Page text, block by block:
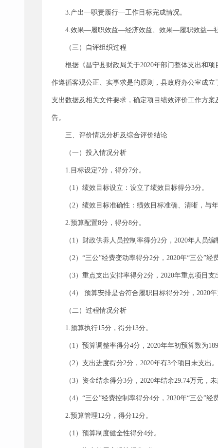
3.产出—职责履行—工作目标完成情况。
4.效果—履职效益—经济效益、效果—履职效益—
（三）自评组织过程
根据《昌宁县财政局关于2020年部门整体支出和
作遵循客观公正、实事求是的原则，县政府办公室成
支出数据及相关文件要求，确定项目绩效评价工作方
告。
三、评价情况分析及综合评价结论
（一）投入情况分析
1.目标设定7分，得分7分。
（1）绩效目标设立：设立了绩效目标得分3分。
（2）绩效目标准确性：绩效目标准确、清晰，
2.预算配置8分，得分8分。
（1）财政供养人员控制率得分2分，2020年人员
（2）“三公”经费变动率得分2分，2020年“三公”
（3）重点支出安排率得分2分，2020年重点项目
（4） 预算安排是否符合履职目标得分2分，2020
（二）过程情况分析
1.预算执行15分，得分13分。
（1）预算调整率得分4分，2020年年初预算数为
（2）支出进度得分2分，2020年有3个项目未支出。
（3）资金结余得分3分，2020年结余29.74万元，
（4）“三公”经费控制率得分4分，2020年“三公”
2.预算管理12分，得分12分。
（1）预算制度健全性得分4分。